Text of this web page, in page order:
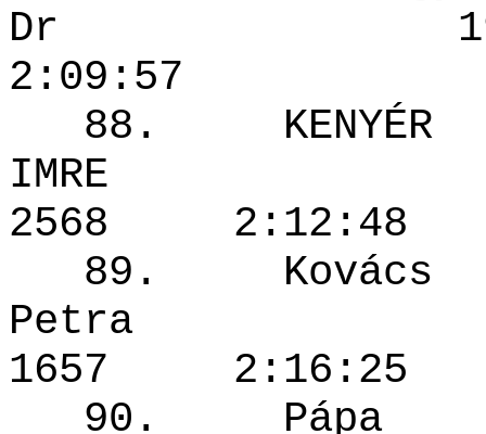
Dr
2:09:57
88. KENYÉR
IMRE
2568
89. Kovács
Petra
1657
90. Pápa